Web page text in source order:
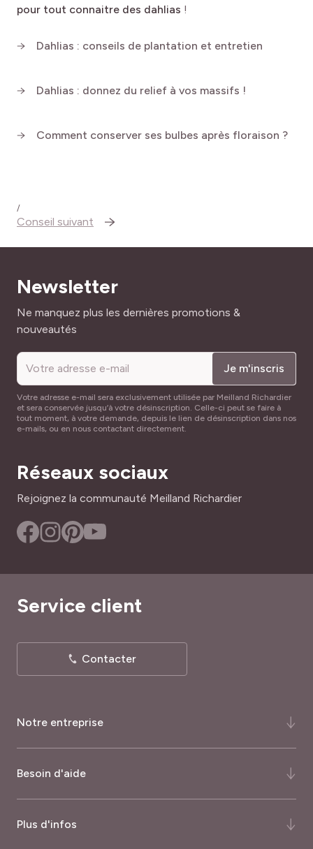
pour tout connaitre des dahlias !
Dahlias : conseils de plantation et entretien
Dahlias : donnez du relief à vos massifs !
Comment conserver ses bulbes après floraison ?
/
Conseil suivant
Newsletter
Adresse mail
Ne manquez plus les dernières promotions &
nouveautés
Je m'inscris
Votre adresse e-mail sera exclusivement utilisée par Meilland Richardier
et sera conservée jusqu’à votre désinscription. Celle-ci peut se faire à
tout moment, à votre demande, depuis le lien de désinscription dans nos
e-mails, ou en nous contactant directement.
Réseaux sociaux
Rejoignez la communauté Meilland Richardier
Notre entreprise
Besoin d'aide
Plus d'infos
Service client
Contacter